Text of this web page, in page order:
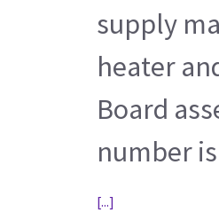
supply
heater
Board
number
[...]